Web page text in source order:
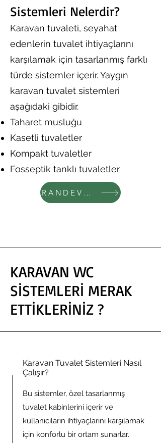
Sistemleri Nelerdir?
Karavan tuvaleti, seyahat
edenlerin tuvalet ihtiyaçlarını
karşılamak için tasarlanmış farklı
türde sistemler içerir. Yaygın
karavan tuvalet sistemleri
aşağıdaki gibidir.
Taharet musluğu
Kasetli tuvaletler
Kompakt tuvaletler
Fosseptik tanklı tuvaletler
RANDEVU AL
KARAVAN WC
SİSTEMLERİ MERAK
ETTİKLERİNİZ ?
Karavan Tuvalet Sistemleri Nasıl
Çalışır?
Bu sistemler, özel tasarlanmış
tuvalet kabinlerini içerir ve
kullanıcıların ihtiyaçlarını karşılamak
için konforlu bir ortam sunarlar.